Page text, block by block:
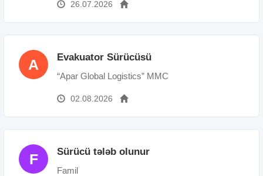
26.07.2026
A Evakuator Sürücüsü
“Apar Global Logistics” MMC
02.08.2026
F Sürücü tələb olunur
Famil